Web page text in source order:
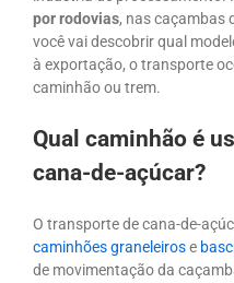
por rodovias, nas caçambas
você vai descobrir qual
à exportação, o transporte
caminhão ou trem.
Qual caminhão é
cana-de-açúcar?
O transporte de cana-de-
caminhões graneleirose
de movimentação da